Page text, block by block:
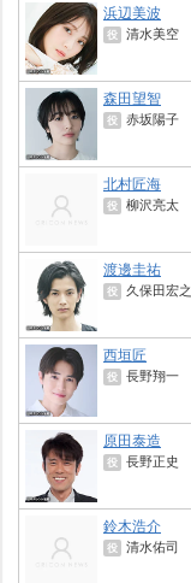
浜辺美波
役 清水美空
森田望智
役 赤坂陽子
北村匠海
役 柳沢亮太
渡邊圭祐
役 久保田宏之
西垣匠
役 長野翔一
原田泰造
役 長野正史
鈴木浩介
役 清水佑司